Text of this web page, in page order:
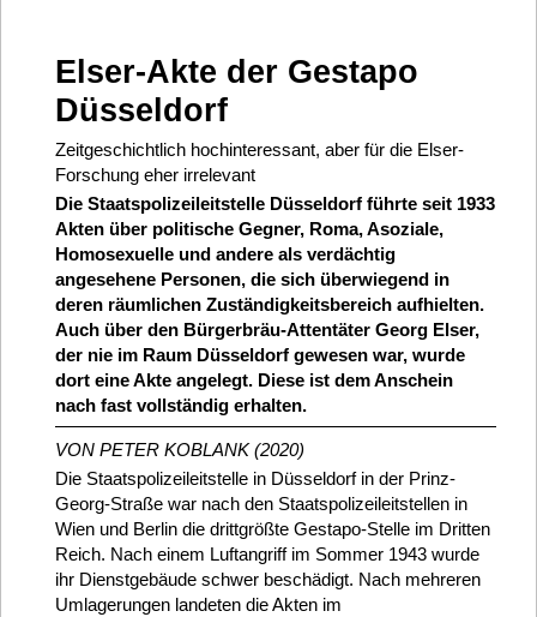
Elser-Akte der Gestapo
Düsseldorf
Zeitgeschichtlich hochinteressant, aber für die Elser-
Forschung eher irrelevant
Die Staatspolizeileitstelle Düsseldorf führte seit 1933
Akten über politische Gegner, Roma, Asoziale,
Homosexuelle und andere als verdächtig
angesehene Personen, die sich überwiegend in
deren räumlichen Zuständigkeitsbereich aufhielten.
Auch über den Bürgerbräu-Attentäter Georg Elser,
der nie im Raum Düsseldorf gewesen war, wurde
dort eine Akte angelegt. Diese ist dem Anschein
nach fast vollständig erhalten.
VON PETER KOBLANK (2020)
Die Staatspolizeileitstelle in Düsseldorf in der Prinz-
Georg-Straße war nach den Staatspolizeileitstellen in
Wien und Berlin die drittgrößte Gestapo-Stelle im Dritten
Reich. Nach einem Luftangriff im Sommer 1943 wurde
ihr Dienstgebäude schwer beschädigt. Nach mehreren
Umlagerungen landeten die Akten im